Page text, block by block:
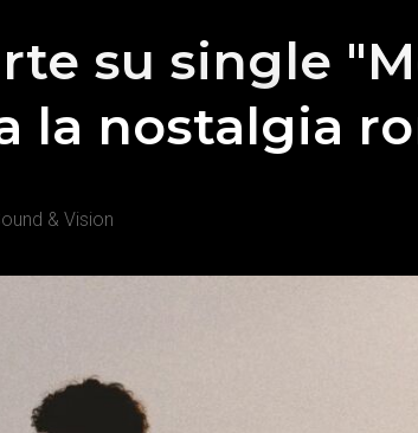
su single
la nostalgia
& Vision